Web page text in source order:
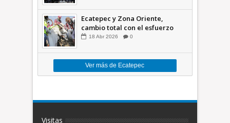
Ecatepec y Zona Oriente,
cambio total con el esfuerzo
conjunto: Azucena; retiran 21
18 Abr 2026 0
Ver más de Ecatepec
Visitas